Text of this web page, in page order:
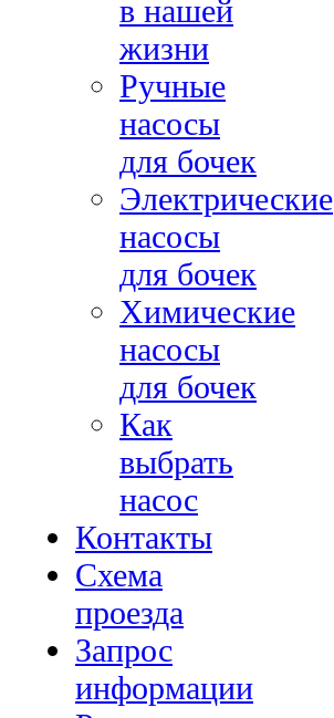
в нашей
жизни
Ручные
насосы
для бочек
Электрические
насосы
для бочек
Химические
насосы
для бочек
Как
выбрать
насос
Контакты
Схема
проезда
Запрос
информации